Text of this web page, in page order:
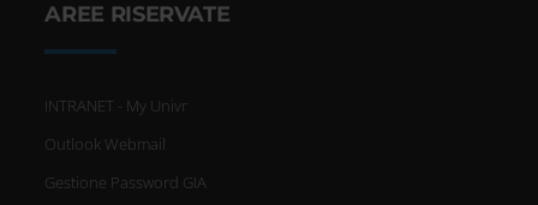
AREE RISERVATE
INTRANET - My Univr
Outlook Webmail
Gestione Password GIA